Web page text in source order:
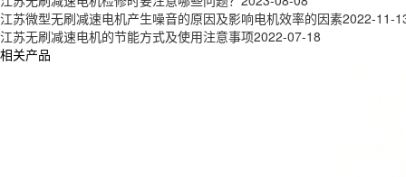
江苏微型无刷减速电机产生噪音的原因及影响电机效率的因素2022-11-
江苏无刷减速电机的节能方式及使用注意事项2022-07-18
相关产品